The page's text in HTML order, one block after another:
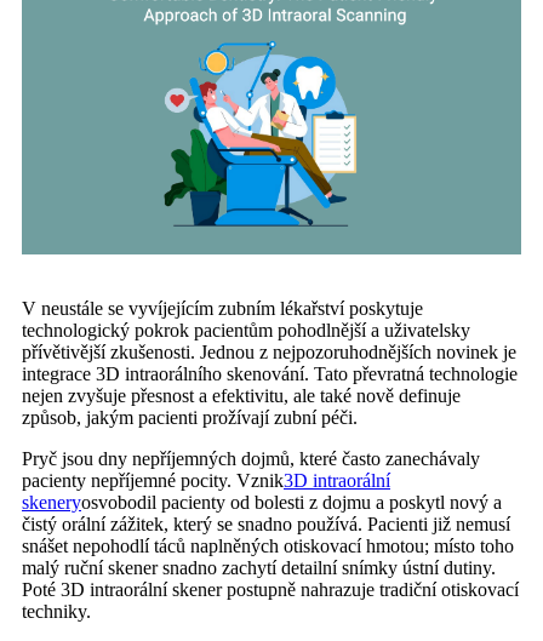
V neustále se vyvíjejícím zubním lékařství poskytuje
technologický pokrok pacientům pohodlnější a uživatelsky
přívětivější zkušenosti. Jednou z nejpozoruhodnějších novinek je
integrace 3D intraorálního skenování. Tato převratná technologie
nejen zvyšuje přesnost a efektivitu, ale také nově definuje
způsob, jakým pacienti prožívají zubní péči.
Pryč jsou dny nepříjemných dojmů, které často zanechávaly
pacienty nepříjemné pocity. Vznik3D intraorální
skeneryosvobodil pacienty od bolesti z dojmu a poskytl nový a
čistý orální zážitek, který se snadno používá. Pacienti již nemusí
snášet nepohodlí táců naplněných otiskovací hmotou; místo toho
malý ruční skener snadno zachytí detailní snímky ústní dutiny.
Poté 3D intraorální skener postupně nahrazuje tradiční otiskovací
techniky.